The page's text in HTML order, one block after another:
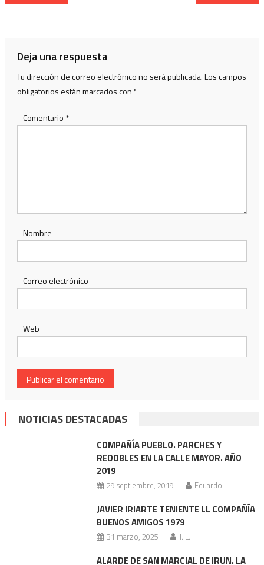
Deja una respuesta
Tu dirección de correo electrónico no será publicada.Los campos
obligatorios están marcados con *
Comentario *
Nombre
Correo electrónico
Web
NOTICIAS DESTACADAS
COMPAÑÍA PUEBLO. PARCHES Y
REDOBLES EN LA CALLE MAYOR. AÑO
2019
29 septiembre, 2019 Eduardo
JAVIER IRIARTE TENIENTE LL COMPAÑÍA
BUENOS AMIGOS 1979
31 marzo, 2025 J. L.
ALARDE DE SAN MARCIAL DE IRUN. LA